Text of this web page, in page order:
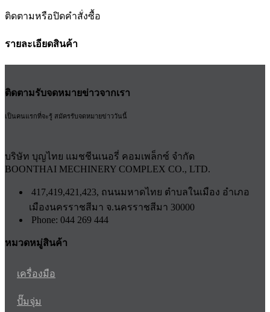
ติดตามหรือปิดคำสั่งซื้อ
รายละเอียดสินค้า
ติดตามรับจดหมายข่าวจากเรา
เป็นคนแรกที่จะรู้ สมัครรับจดหมายข่าววันนี้
บริษัท บุญไทย แมชชีนเนอรี่ คอมเพล็กซ์ จำกัด
BOONTHAI MECHINERY COMPLEX CO., LTD.
417,419,421,423, ถนนมหาดไทย ตำบลในเมือง อำเภอ
เมืองนครราชสีมา จ.นครราชสีมา 30000
Phone: 044 269 444
หมวดหมู่สินค้า
เครื่องมือ
ปั๊มจุ่ม